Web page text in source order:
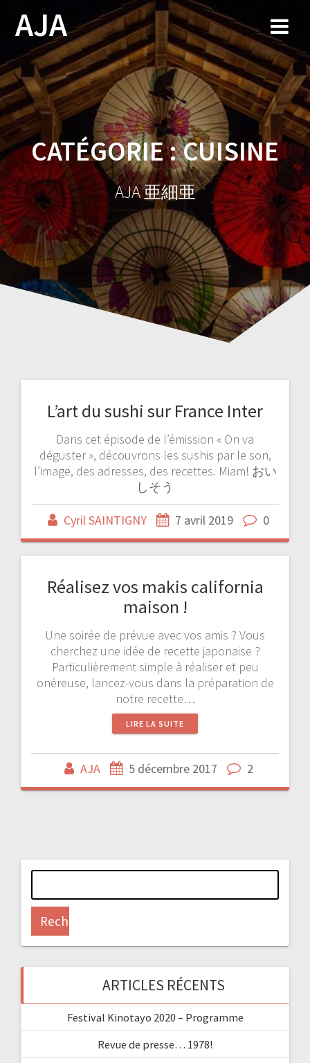
Skip
content
AJA
CATÉGORIE :CUISINE
AJA 亜細亜
L’art du sushi sur France Inter
Dans cet épisode de l’émission « On va
déguster », découvrons les sushis par le son,
l’image, des adresses, des recettes. Miam! おい
しそう
Cyril SAINTIGNY 7 avril 2019 0
Réalisez vos makis california
maison !
Une soirée de prévue avec vos amis ? Vous
cherchez une idée de recette japonaise ?
Particulièrement simple à réaliser et peu
onéreuse, lancez-vous dans la préparation de
notre recette…
LIRE LA SUITE
AJA 5 décembre 2017 2
ARTICLES RÉCENTS
Festival Kinotayo 2020 – Programme
Revue de presse… 1978!